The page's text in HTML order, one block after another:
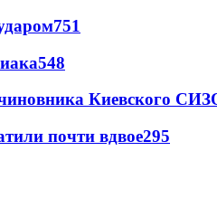
751
548
Киевского
почти вдвое295